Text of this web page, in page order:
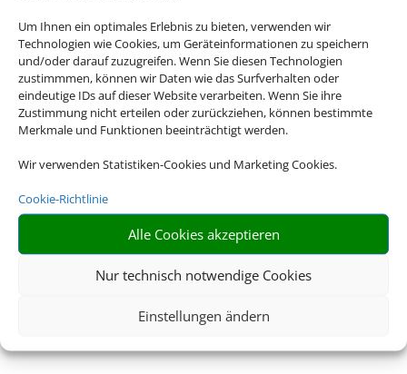
Um Ihnen ein optimales Erlebnis zu bieten, verwenden wir
Technologien wie Cookies, um Geräteinformationen zu speichern
und/oder darauf zuzugreifen. Wenn Sie diesen Technologien
zustimmmen, können wir Daten wie das Surfverhalten oder
eindeutige IDs auf dieser Website verarbeiten. Wenn Sie ihre
Zustimmung nicht erteilen oder zurückziehen, können bestimmte
Merkmale und Funktionen beeinträchtigt werden.
Wir verwenden Statistiken-Cookies und Marketing Cookies.
Cookie-Richtlinie
Alle Cookies akzeptieren
Nur technisch notwendige Cookies
Einstellungen ändern